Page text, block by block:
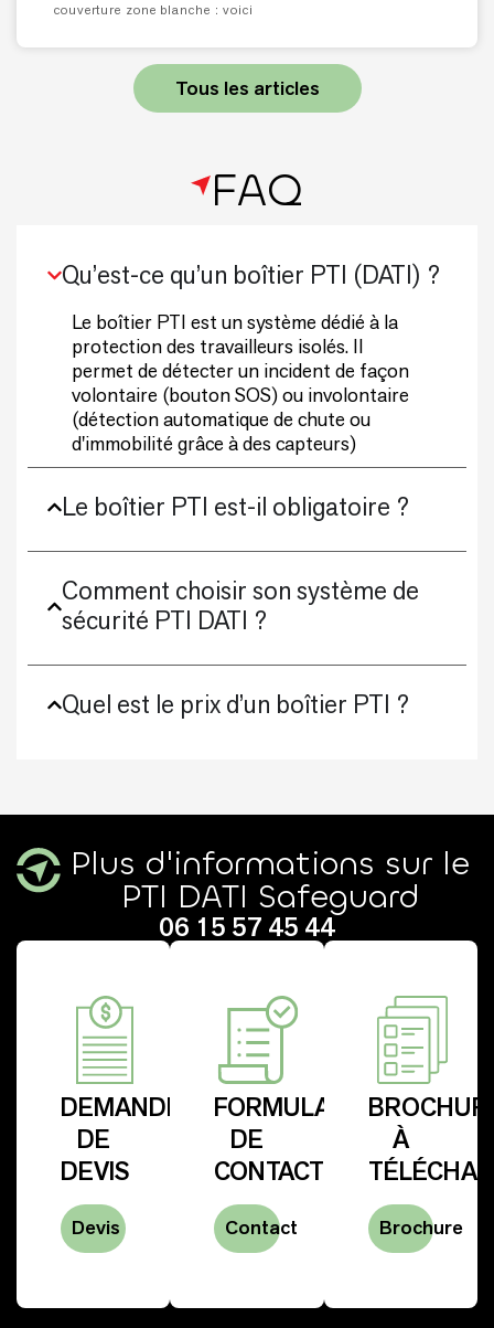
couverture zone blanche : voici
Tous les articles
FAQ
Qu’est-ce qu’un boîtier PTI (DATI) ?
Le boîtier PTI est un système dédié à la
protection des travailleurs isolés. Il
permet de détecter un incident de façon
volontaire (bouton SOS) ou involontaire
(détection automatique de chute ou
d'immobilité grâce à des capteurs)
Le boîtier PTI est-il obligatoire ?
Comment choisir son système de
sécurité PTI DATI ?
Quel est le prix d’un boîtier PTI ?
Plus d'informations sur le
PTI DATI Safeguard
06 15 57 45 44
DEMANDE
DE
DEVIS
Devis
FORMULAIRE
DE
CONTACT
Contact
À
Brochure